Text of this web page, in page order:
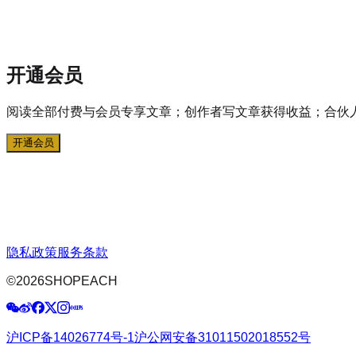
开通会员
阅读全部付费与会员专享文章；创作者写文章获得收益；合伙
开通会员
隐私政策服务条款
©2026SHOPEACH
沪ICP备14026774号-1沪公网安备31011502018552号